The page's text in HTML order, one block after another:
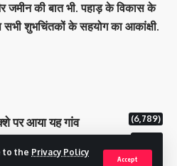
to the Privacy Policy
Accept
की बात भी. पहाड़ के विकास के
शुभचिंतकों के सहयोग का आकांक्षी.
पर आया यह गांव (6,789)
स्टेशन बनाए गए
करोड से अधिक की संपत्ति (5,130)